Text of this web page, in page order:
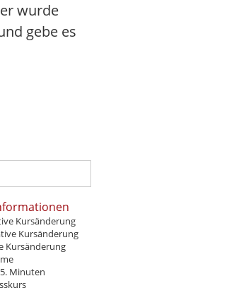
wurde
gebe es
Kursänderung
Kursänderung
Kursänderung
Minuten